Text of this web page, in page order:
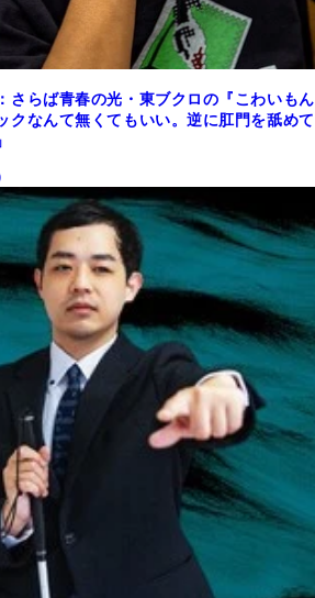
さらば青春の光・東ブクロの『こわいもん
クなんて無くてもいい。逆に肛門を舐めて